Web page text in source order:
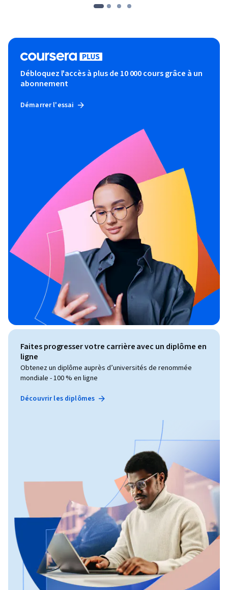
Débloquez l'accès à plus de 10 000 cours grâce à un
abonnement
Démarrer l'essai
Faites progresser votre carrière avec un diplôme en
ligne
Obtenez un diplôme auprès d’universités de renommée
mondiale - 100 % en ligne
Découvrir les diplômes